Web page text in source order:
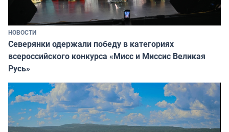
НОВОСТИ
Северянки одержали победу в категориях
всероссийского конкурса «Мисс и Миссис Великая
Русь»